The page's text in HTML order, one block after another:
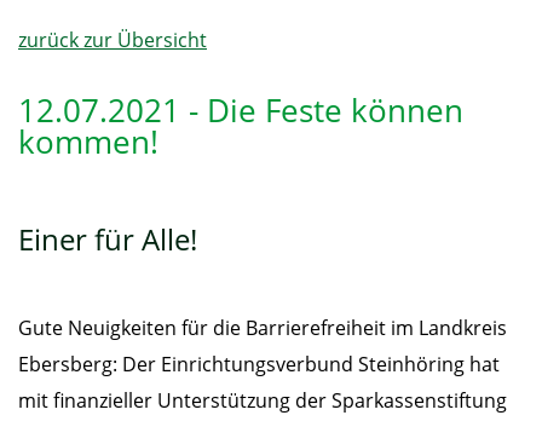
zurück zur Übersicht
12.07.2021 - Die Feste können
kommen!
Einer für Alle!
Gute Neuigkeiten für die Barrierefreiheit im Landkreis
Ebersberg: Der Einrichtungsverbund Steinhöring hat
mit finanzieller Unterstützung der Sparkassenstiftung